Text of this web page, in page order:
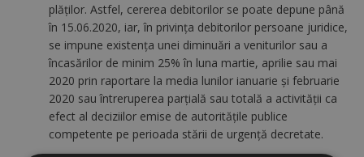
plăților. Astfel, cererea debitorilor se poate depune până
în 15.06.2020, iar, în privința debitorilor persoane juridice,
se impune existența unei diminuări a veniturilor sau a
încasărilor de minim 25% în luna martie, aprilie sau mai
2020 prin raportare la media lunilor ianuarie şi februarie
2020 sau întreruperea parţială sau totală a activităţii ca
efect al deciziilor emise de autorităţile publice
competente pe perioada stării de urgenţă decretate.